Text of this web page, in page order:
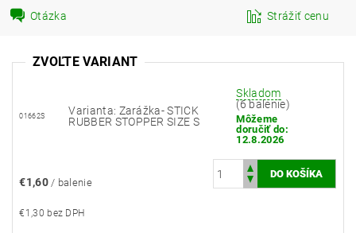
Otázka Strážiť cenu
ZVOĽTE VARIANT
01662S
Varianta: Zarážka- STICK
RUBBER STOPPER SIZE S
Skladom
(6 balenie)
Môžeme
doručiť do:
12.8.2026
€1,60 / balenie
€1,30 bez DPH